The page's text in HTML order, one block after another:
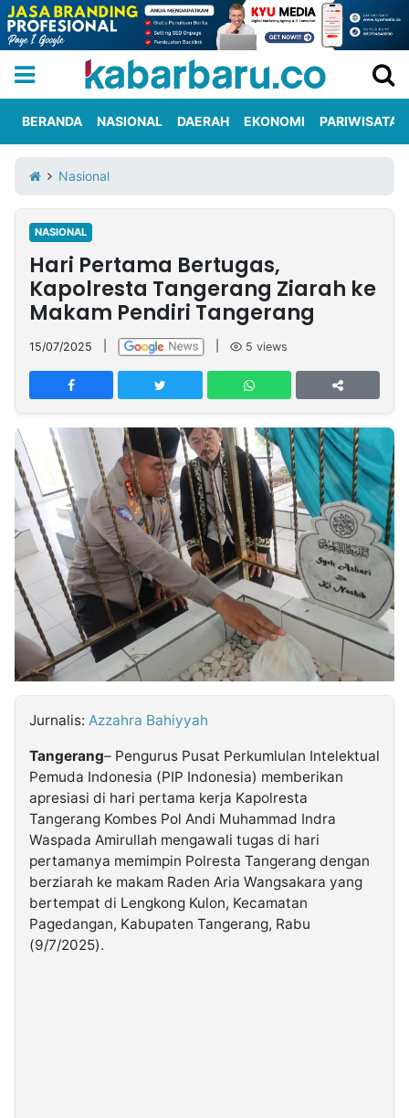
Iklan
Berita
Kami
Nasional
International
Olahraga
Entertainment
Daerah
Pariwisata
Kuliner
Kolom
Network
PT
TREETAN
INDONESIA
Partner
Insight
NTB
Suara
Time
Lens
IDN
Daily
Jogja
Jalan
Rakyat
Idealita
News
Kita
Notice
Radar
Baru
Seedbacklink
Follow
Kabarbaru
Kabarbaru.co
2026
BERANDA NASIONAL DAERAH EKONOMI PARIWISATA
Nasional
NASIONAL
Hari Pertama Bertugas,
Kapolresta Tangerang Ziarah ke
Makam Pendiri Tangerang
15/07/2025 5 views
Jurnalis: Azzahra Bahiyyah
Tangerang– Pengurus Pusat Perkumlulan Intelektual
Pemuda Indonesia (PIP Indonesia) memberikan
apresiasi di hari pertama kerja Kapolresta
Tangerang Kombes Pol Andi Muhammad Indra
Waspada Amirullah mengawali tugas di hari
pertamanya memimpin Polresta Tangerang dengan
berziarah ke makam Raden Aria Wangsakara yang
bertempat di Lengkong Kulon, Kecamatan
Pagedangan, Kabupaten Tangerang, Rabu
(9/7/2025).